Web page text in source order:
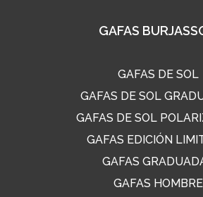
GAFAS
GAFAS DE SOL
GAFAS DE SOL
GAFAS DE SOL
GAFAS EDICIÓN
GAFAS
GAFAS HOMBRE